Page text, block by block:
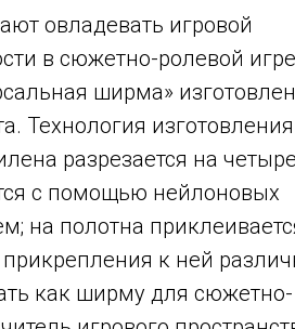
овладевать игровой
в сюжетно-ролевой
ширма»
Технология изготовления
разрезается на четыре
с помощью нейлоновых
на полотна
к ней
как ширму для сюжетно-